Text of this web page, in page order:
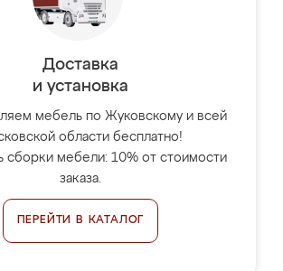
Доставка
и установка
мебель по Жуковскому и всей
области бесплатно!
сборки мебели: 10% от стоимости
заказа.
ПЕРЕЙТИ В КАТАЛОГ